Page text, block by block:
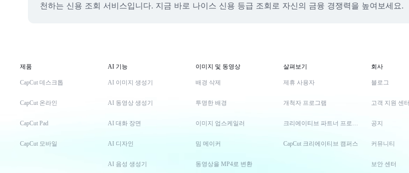
천하는 신용 조회 서비스입니다. 지금 바로 나이스 신용 등급 조회로 자신의 금융 경쟁력을 높여보세요.
제품
CapCut 데스크톱
CapCut 온라인
CapCut Pad
CapCut 모바일
AI 기능
AI 이미지 생성기
AI 동영상 생성기
AI 대화 장면
AI 디자인
AI 음성 생성기
이미지 및 동영상
배경 삭제
투명한 배경
이미지 업스케일러
밈 메이커
동영상을 MP4로 변환
살펴보기
제휴 사용자
개척자 프로그램
크리에이티브 파트너 프로그램
CapCut 크리에이티브 캠퍼스
회사
블로그
고객 지원 센터
공지
커뮤니티
보안 센터